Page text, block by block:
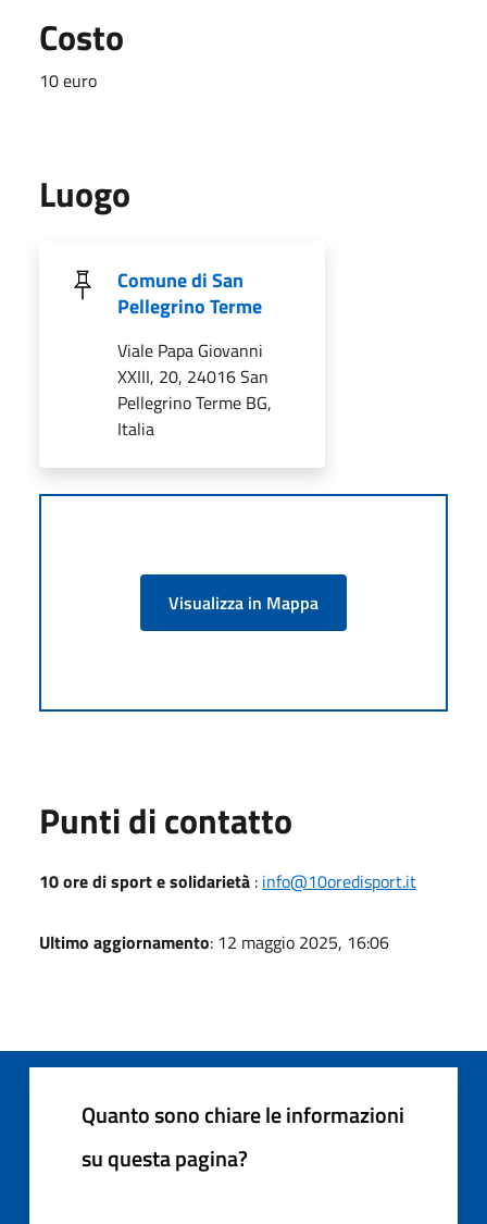
Costo
10 euro
Luogo
Comune di San
Pellegrino Terme
Viale Papa Giovanni
XXIII, 20, 24016 San
Pellegrino Terme BG,
Italia
Visualizza in Mappa
Punti di contatto
10 ore di sport e solidarietà : info@10oredisport.it
Ultimo aggiornamento: 12 maggio 2025, 16:06
Quanto sono chiare le informazioni
su questa pagina?